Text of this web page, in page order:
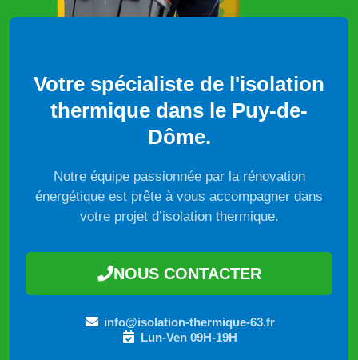
Votre spécialiste de l'isolation
thermique dans le Puy-de-
Dôme.
Notre équipe passionnée par la rénovation
énergétique est prête à vous accompagner dans
votre projet d’isolation thermique.
NOUS CONTACTER
info@isolation-thermique-63.fr
Lun-Ven 09H-19H